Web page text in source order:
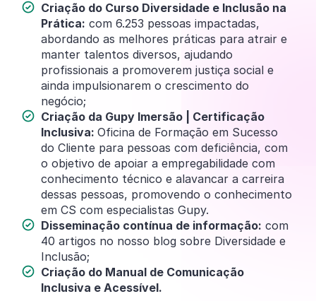
Criação do Curso Diversidade e Inclusão na
Prática: com 6.253 pessoas impactadas,
abordando as melhores práticas para atrair e
manter talentos diversos, ajudando
profissionais a promoverem justiça social e
ainda impulsionarem o crescimento do
negócio;
Criação da Gupy Imersão | Certificação
Inclusiva: Oficina de Formação em Sucesso
do Cliente para pessoas com deficiência, com
o objetivo de apoiar a empregabilidade com
conhecimento técnico e alavancar a carreira
dessas pessoas, promovendo o conhecimento
em CS com especialistas Gupy.
Disseminação contínua de informação: com
40 artigos no nosso blog sobre Diversidade e
Inclusão;
Criação do Manual de Comunicação
Inclusiva e Acessível.